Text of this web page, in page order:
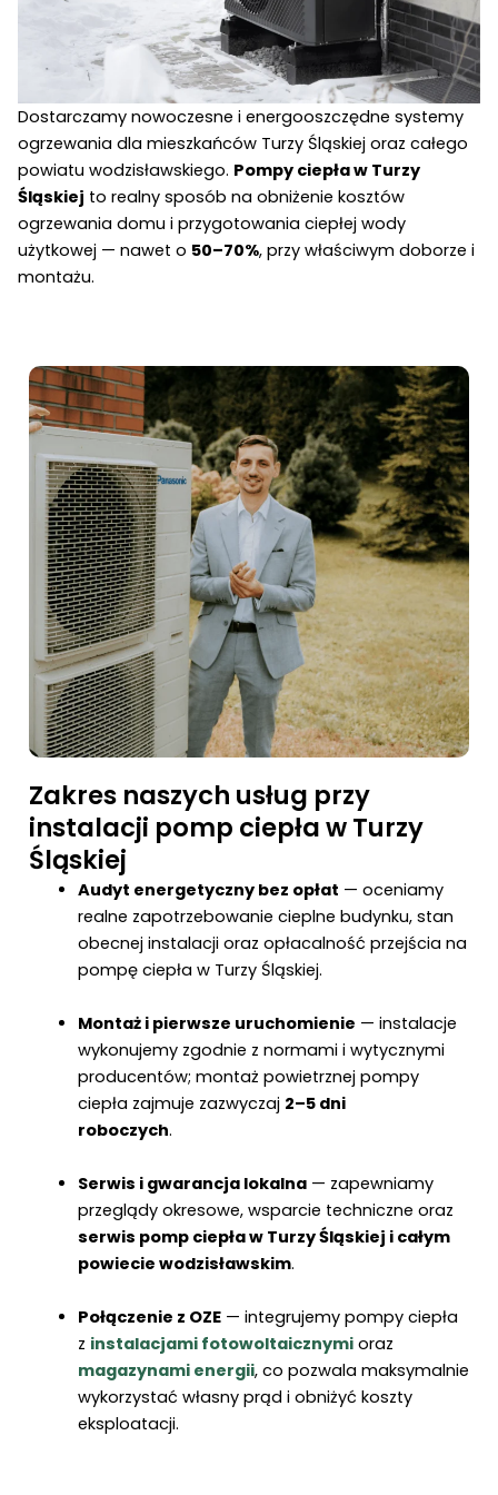
Dostarczamy nowoczesne i energooszczędne systemy
ogrzewania dla mieszkańców Turzy Śląskiej oraz całego
powiatu wodzisławskiego. Pompy ciepła w Turzy
Śląskiej to realny sposób na obniżenie kosztów
ogrzewania domu i przygotowania ciepłej wody
użytkowej — nawet o 50–70%, przy właściwym doborze i
montażu.
Zakres naszych usług przy
instalacji pomp ciepła w Turzy
Śląskiej
Audyt energetyczny bez opłat — oceniamy
realne zapotrzebowanie cieplne budynku, stan
obecnej instalacji oraz opłacalność przejścia na
pompę ciepła w Turzy Śląskiej.
Montaż i pierwsze uruchomienie — instalacje
wykonujemy zgodnie z normami i wytycznymi
producentów; montaż powietrznej pompy
ciepła zajmuje zazwyczaj 2–5 dni
roboczych.
Serwis i gwarancja lokalna— zapewniamy
przeglądy okresowe, wsparcie techniczne oraz
serwis pomp ciepła w Turzy Śląskiej i całym
powiecie wodzisławskim.
Połączenie z OZE— integrujemy pompy ciepła
z instalacjami fotowoltaicznymioraz
magazynami energii, co pozwala maksymalnie
wykorzystać własny prąd i obniżyć koszty
eksploatacji.